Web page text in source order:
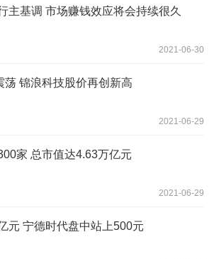
主基调 市场赚钱效应将会持续很久
2021-06-30
荡 锦浪科技股价再创新高
2021-06-29
家 总市值达4.63万亿元
2021-06-29
元 宁德时代盘中站上500元